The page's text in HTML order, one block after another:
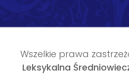
Wszelkie prawa
Leksykalna